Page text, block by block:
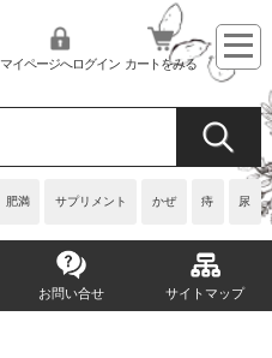
肥満 サプリメント かぜ 痔 尿
マイページへログイン カートをみる
お問い合せ サイトマップ